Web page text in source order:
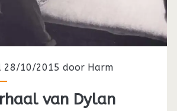
28/10/2015 door Harm
van Dylan